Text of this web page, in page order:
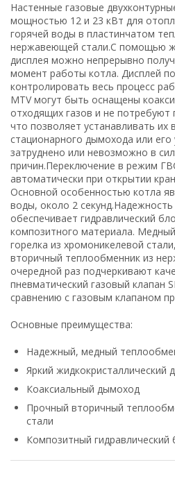
Настенные газовые
мощностью 12 и 23 кВт для
горячей воды в пластинчатом
нержавеющей стали.С помощью
дисплея можно непрерывно
момент работы котла. Дисплей
контролировать весь процесс
MTV могут быть оснащены
отходящих газов и не
что позволяет устанавливать их
стационарного дымохода или его
затруднено или невозможно в
причин.Переключение в режим
автоматически при открытии
Основной особенностью котла
воды, около 2
обеспечивает гидравлический
композитного материала.
горелка из хромоникелевой
вторичный теплообменник из
очередной раз подчеркивают
пневматический газовый клапан
сравнению с газовым клапаном
Основные преимущества:
Надежный, медный
Яркий жидкокристаллический
Коаксиальный дымоход
Прочный вторичный
стали
Композитный гидравлический